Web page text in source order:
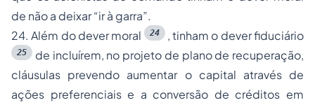
de não a deixar “ir à garra”.
24. Além dodever moral 24 , tinham o dever fiduciário
25
de incluírem, no projeto de plano de recuperação,
cláusulas prevendo aumentar o capital através de
ações preferenciais e a conversão de créditos em